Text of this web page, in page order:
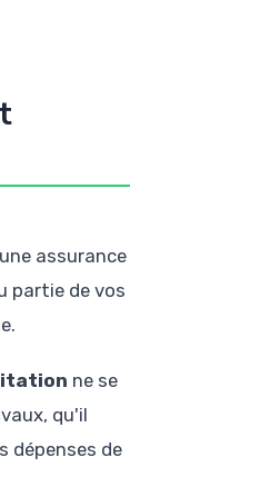
assurance
partie de vos
ne se
qu'il
dépenses de